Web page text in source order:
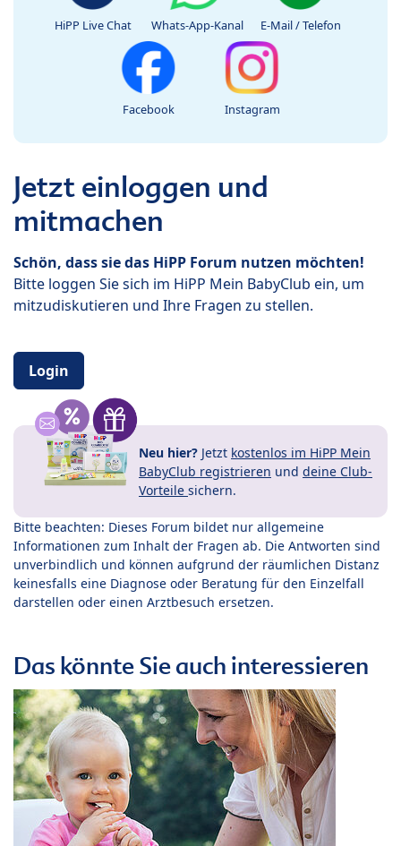
HiPP Live Chat Whats-App-Kanal E-Mail / Telefon
Facebook Instagram
Jetzt einloggen und
mitmachen
Schön, dass sie das HiPP Forum nutzen möchten!
Bitte loggen Sie sich im HiPP Mein BabyClub ein, um
mitzudiskutieren und Ihre Fragen zu stellen.
Login
Neu hier? Jetzt kostenlos im HiPP Mein
BabyClub registrieren und deine Club-
Vorteile sichern.
Bitte beachten: Dieses Forum bildet nur allgemeine
Informationen zum Inhalt der Fragen ab. Die Antworten sind
unverbindlich und können aufgrund der räumlichen Distanz
keinesfalls eine Diagnose oder Beratung für den Einzelfall
darstellen oder einen Arztbesuch ersetzen.
Das könnte Sie auch interessieren